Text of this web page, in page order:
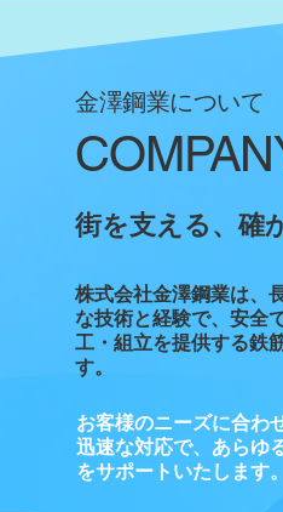
​金澤鋼業について
街を支える、確
株式会社金澤鋼業は、
な技術と経験で、安全
工・組立を提供する鉄
す。
お客様のニーズに合わ
迅速な対応で、あらゆ
をサポートいたします。